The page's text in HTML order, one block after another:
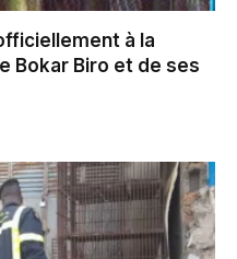
à la
Bokar Biro et de ses